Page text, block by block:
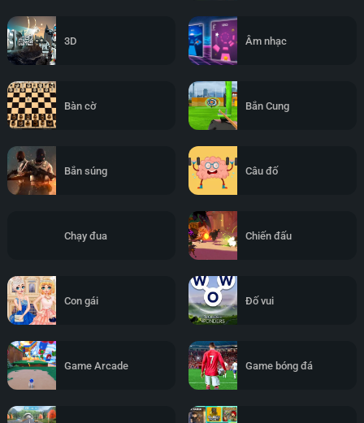
3D Âm nhạc
Bàn cờ Bắn Cung
Bắn súng Câu đố
Chạy đua Chiến đấu
Con gái Đố vui
Game Arcade Game bóng đá